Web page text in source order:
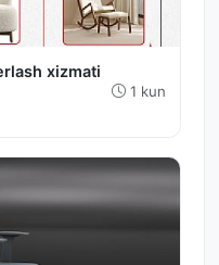
xizmati
1 kun